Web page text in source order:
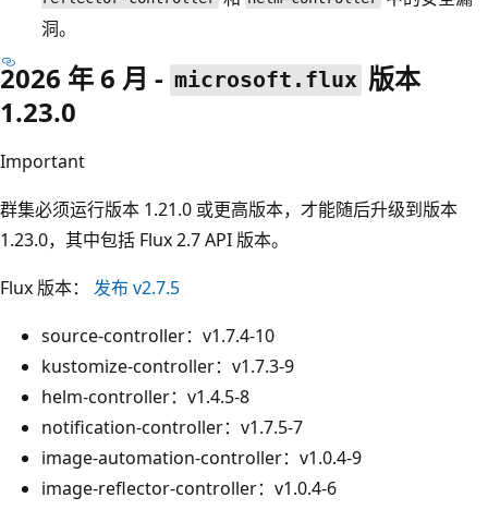
洞。
2026 年 6 月 - microsoft.flux 版本
1.23.0
Important
群集必须运行版本 1.21.0 或更高版本，才能随后升级到版本
1.23.0，其中包括 Flux 2.7 API 版本。
Flux 版本： 发布 v2.7.5
source-controller：v1.7.4-10
kustomize-controller：v1.7.3-9
helm-controller：v1.4.5-8
notification-controller：v1.7.5-7
image-automation-controller：v1.0.4-9
image-reflector-controller：v1.0.4-6